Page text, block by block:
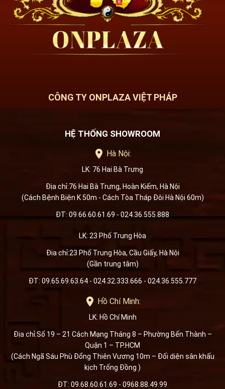
CÔNG TY ONPLAZA VIỆT PHÁP
HỆ THỐNG SHOWROOM
Hà Nội:
LK: 76 Hai Bà Trưng
Địa chỉ:76 Hai Bà Trưng, Hoàn Kiếm, Hà Nội
(Cách Bệnh Biện K 50m - Cách Tòa Tháp Đôi Hà Nội 60m)
ĐT: 09.66.60.61.69 - 024.36.555.888
LK: 23 Phố Trung Hòa
Địa chỉ:23 Phố Trung Hòa, Cầu Giấy, Hà Nội
(Gần trung tâm)
ĐT: 09.65.69.63.64 - 024.32.333.666 - 024.36.555.777
Hồ Chí Minh:
LK: Hồ Chí Minh
Địa chỉ:Số 19 – 21 Cách Mạng Tháng 8 – Phường Bến Thành –
Quận 1 – TP.HCM
(Cách Ngã Sáu Phù Đổng Thiên Vương 10m – Đối diện sân khấu
kịch Trống Đồng )
ĐT: 09.68.60.61.69 - 0968.88.49.99